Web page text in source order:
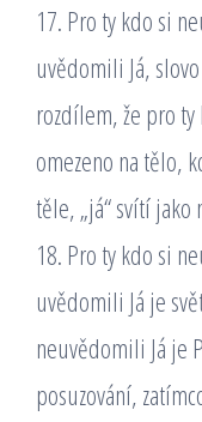
17. Pro ty kdo si
uvědomili Já,
rozdílem, že pro
omezeno na tělo,
těle, „já“ svítí jako
18. Pro ty kdo si
uvědomili Já je
neuvědomili Já je
posuzování,